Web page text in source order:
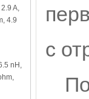
A,
4.9
nH,
с